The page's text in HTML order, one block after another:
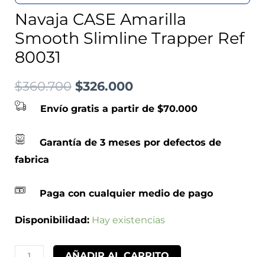
Navaja CASE Amarilla
Smooth Slimline Trapper Ref
80031
$360.700 $326.000
Envío gratis a partir de $70.000
Garantía de 3 meses por defectos de
fabrica
Paga con cualquier medio de pago
Disponibilidad: Hay existencias